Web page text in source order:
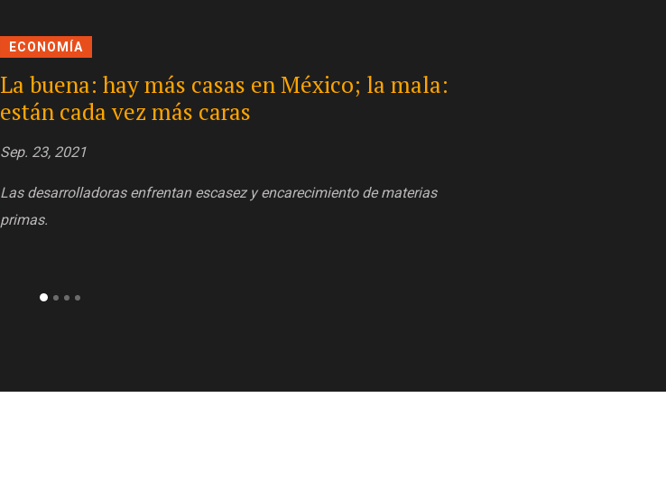
ECONOMÍA
SAT se lleva el ‘premio mayor’: recauda 248 mil
mdp por fiscalización
Sep. 23, 2021
SAT se lleva el ‘premio mayor’: recauda 248 mil mdp por fiscalización